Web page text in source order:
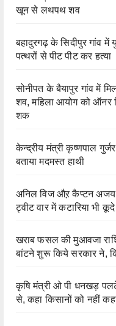
खून से लथपथ शव
बहादुरगढ़ के सिदीपुर गांव में
पत्थरों से पीट पीट कर हत्या
सोनीपत के बैयापुर गांव में
शव, महिला आयोग को ऑनर
शक
केन्द्रीय मंत्री कृष्णपाल
बताया मदमस्त हाथी
अनिल विज औऱ कैप्टन अजय
ट्वीट वार में कटारिया भी कूदे
खराब फसल की मुआवजा
बांटने शुरू किये सरकार ने,
कृषि मंत्री ओ पी धनखड़
से, कहा किसानों को नहीं